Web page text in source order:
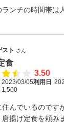
ランチの時間帯は
スト さん
食
3.50
2023/03/05利用日
1,500
住んでいるのです
唐揚げ定食を頼み